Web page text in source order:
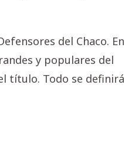
del Chaco. En
y populares del
título. Todo se definirá